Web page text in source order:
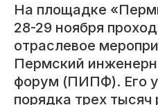
На площадке
28-29 ноября
отраслевое
Пермский
форум (ПИПФ). Его
порядка трех тысяч